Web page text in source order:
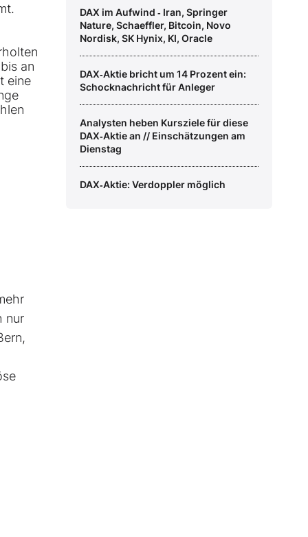
an
eine
nur
DAX im Aufwind ‑ Iran, Springer
Nature, Schaeffler, Bitcoin, Novo
Nordisk, SK Hynix, KI, Oracle
DAX‑Aktie bricht um 14 Prozent ein:
Schocknachricht für Anleger
Analysten heben Kursziele für diese
DAX‑Aktie an // Einschätzungen am
Dienstag
DAX‑Aktie: Verdoppler möglich